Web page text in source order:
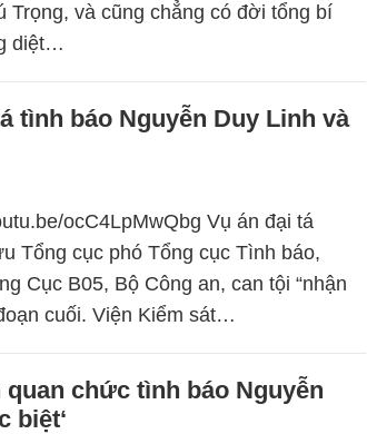
Trọng, và cũng chẳng có đời tổng bí
diệt…
tình báo Nguyễn Duy Linh và
ocC4LpMwQbg Vụ án đại tá
Tổng cục phó Tổng cục Tình báo,
Cục B05, Bộ Công an, can tội “nhận
cuối. Viện Kiểm sát…
quan chức tình báo Nguyễn
biệt‘